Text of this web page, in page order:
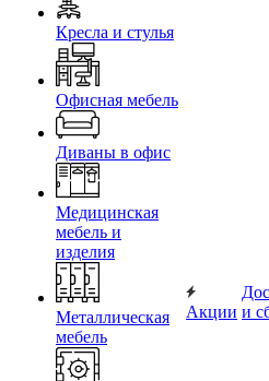
Кресла и стулья
Офисная мебель
Диваны в офис
Медицинская
мебель и
изделия
Металлическая
мебель
Акции и